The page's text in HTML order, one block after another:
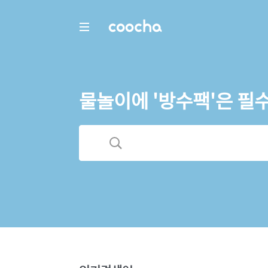
COOCHA
물놀이에 '방수팩'은 필